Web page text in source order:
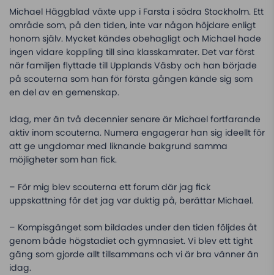
Michael Häggblad växte upp i Farsta i södra Stockholm. Ett
område som, på den tiden, inte var någon höjdare enligt
honom själv. Mycket kändes obehagligt och Michael hade
ingen vidare koppling till sina klasskamrater. Det var först
när familjen flyttade till Upplands Väsby och han började
på scouterna som han för första gången kände sig som
en del av en gemenskap.
Idag, mer än två decennier senare är Michael fortfarande
aktiv inom scouterna. Numera engagerar han sig ideellt för
att ge ungdomar med liknande bakgrund samma
möjligheter som han fick.
– För mig blev scouterna ett forum där jag fick
uppskattning för det jag var duktig på, berättar Michael.
– Kompisgänget som bildades under den tiden följdes åt
genom både högstadiet och gymnasiet. Vi blev ett tight
gäng som gjorde allt tillsammans och vi är bra vänner än
idag.